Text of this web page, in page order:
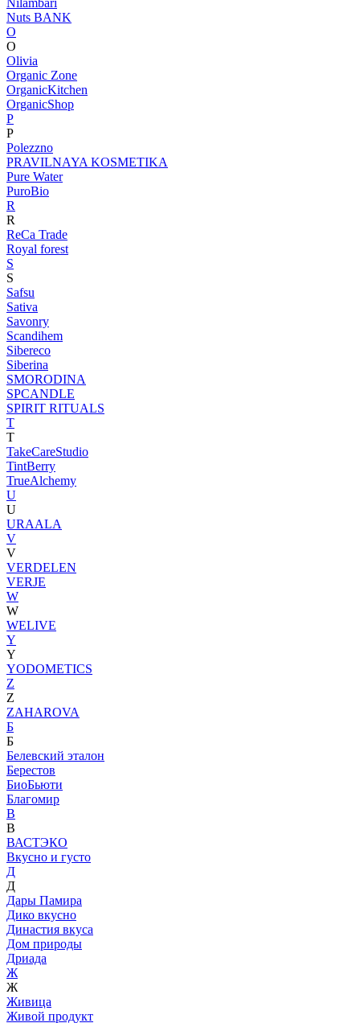
Nilambari
Nuts BANK
O
O
Olivia
Organic Zone
OrganicKitchen
OrganicShop
P
P
Polezzno
PRAVILNAYA KOSMETIKA
Pure Water
PuroBio
R
R
ReCa Trade
Royal forest
S
S
Safsu
Sativa
Savonry
Scandihem
Sibereco
Siberina
SMORODINA
SPCANDLE
SPIRIT RITUALS
T
T
TakeCareStudio
TintBerry
TrueAlchemy
U
U
URAALA
V
V
VERDELEN
VERJE
W
W
WELIVE
Y
Y
YODOMETICS
Z
Z
ZAHAROVA
Б
Б
Белевский эталон
Берестов
БиоБьюти
Благомир
В
В
ВАСТЭКО
Вкусно и густо
Д
Д
Дары Памира
Дико вкусно
Династия вкуса
Дом природы
Дриада
Ж
Ж
Живица
Живой продукт